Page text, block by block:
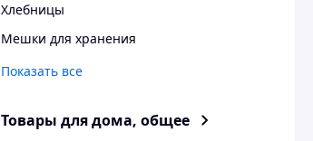
Хлебницы
Мешки для хранения
Показать все
Товары для дома, общее